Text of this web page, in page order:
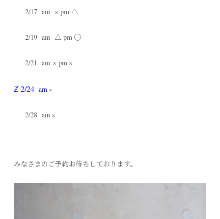
2/17 am × pm △
2/19 am △ pm ◯
2/21 am × pm ×
ℤ2/24 am ×
2/28 am ×
みなさまのご予約お待ちしております。